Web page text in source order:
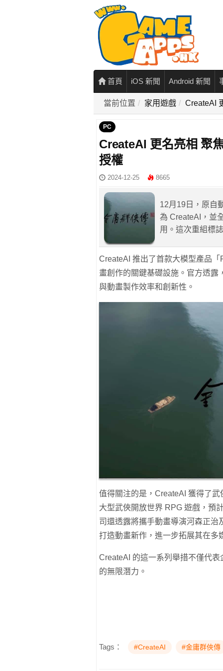
首頁 iOS 新聞 Android 新聞
當前位置 家用遊戲 CreateAI
PC
CreateAI 更名亮相 聚
授權
2024-12-25 8665
12月19日，原自
為 CreateAI，並
用。這次重組標
CreateAI 推出了首款大模型產品
畫創作的關鍵基礎設施。官方透露
與動畫製作效率和創新性。
值得關注的是，CreateAI 獲得了
大型武俠開放世界 RPG 遊戲，預
司還透露將攜手動畫導演河森正治
打造動畫新作，進一步拓展其在多
CreateAI 的這一系列舉措不僅代
的無限潛力。
Tags： #CreateAI #金庸群俠傳